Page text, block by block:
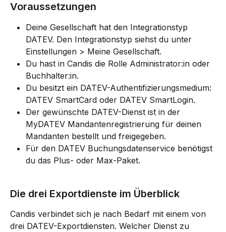
Voraussetzungen
Deine Gesellschaft hat den Integrationstyp
DATEV. Den Integrationstyp siehst du unter
Einstellungen > Meine Gesellschaft.
Du hast in Candis die Rolle Administrator:in oder
Buchhalter:in.
Du besitzt ein DATEV-Authentifizierungsmedium:
DATEV SmartCard oder DATEV SmartLogin.
Der gewünschte DATEV-Dienst ist in der
MyDATEV Mandantenregistrierung für deinen
Mandanten bestellt und freigegeben.
Für den DATEV Buchungsdatenservice benötigst
du das Plus- oder Max-Paket.
Die drei Exportdienste im Überblick
Candis verbindet sich je nach Bedarf mit einem von
drei DATEV-Exportdiensten. Welcher Dienst zu